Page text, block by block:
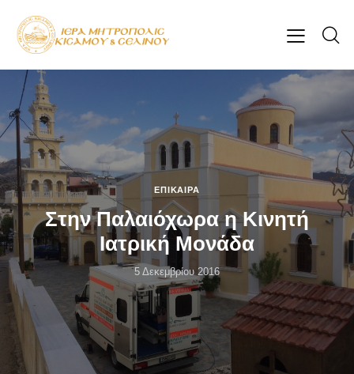
ΕΠΊΚΑΙΡΑ
Στην Παλαιόχωρα η Κινητή
Ιατρική Μονάδα
5 Δεκεμβρίου 2016